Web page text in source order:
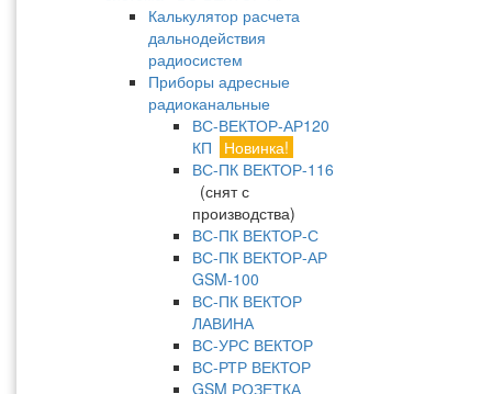
Калькулятор расчета
дальнодействия
радиосистем
Приборы адресные
радиоканальные
ВС-ВЕКТОР-АР120
КП
Новинка!
ВС-ПК ВЕКТОР-116
(снят с
производства)
ВС-ПК ВЕКТОР-С
ВС-ПК ВЕКТОР-АР
GSM-100
ВС-ПК ВЕКТОР
ЛАВИНА
ВС-УРС ВЕКТОР
ВС-РТР ВЕКТОР
GSM РОЗЕТКА